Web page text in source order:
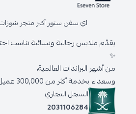
اي سفن ستور أكبر متجر
يقدّم ملابس رجالية ونسائية تناسب
✨
من أشهر البراندات العالمية،
وسعداء بخدمة أكثر من 300,000 عميل حول المملكة.
السجل التجاري
2031106284